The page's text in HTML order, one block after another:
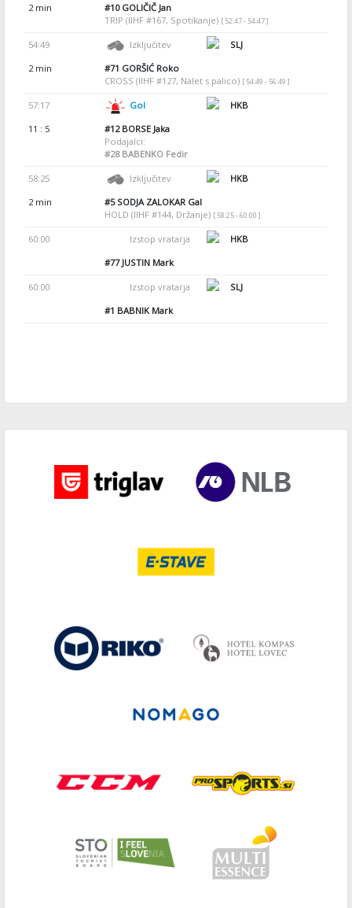
2 min
#10GOLIČIČ Jan
TRIP (IIHF #167, Spotikanje) [ 52:47 - 54:47 ]
54:49 Izključitev
SLJ
2 min
#71 GORŠIĆ Roko
CROSS (IIHF #127, Nalet s palico) [ 54:49 - 56:49 ]
57:17 Gol
HKB
11 : 5
#12BORSE Jaka
Podajalci:
#28BABENKO Fedir
58:25 Izključitev
HKB
2 min
#5SODJA ZALOKAR Gal
HOLD (IIHF #144, Držanje) [ 58:25 - 60:00 ]
60:00 Izstop vratarja
HKB
#77JUSTIN Mark
60:00 Izstop vratarja
SLJ
#1 BABNIK Mark